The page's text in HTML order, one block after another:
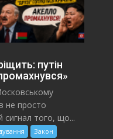
путін
не просто
сигнал того, що...
Закон